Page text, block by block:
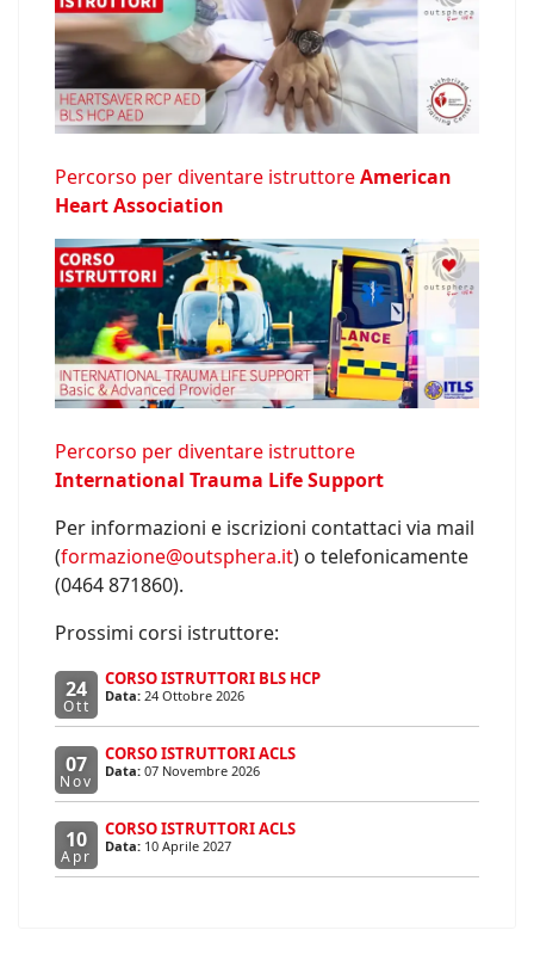
Percorso per diventare istruttoreAmerican
Heart Association
Percorso per diventare istruttore
International Trauma Life Support
Per informazioni e iscrizioni contattaci via mail
(formazione@outsphera.it) o telefonicamente
(0464 871860).
Prossimi corsi istruttore:
24
Ott
CORSO ISTRUTTORI BLS HCP
Data: 24 Ottobre 2026
07
Nov
CORSO ISTRUTTORI ACLS
Data: 07 Novembre 2026
10
Apr
CORSO ISTRUTTORI ACLS
Data: 10 Aprile 2027